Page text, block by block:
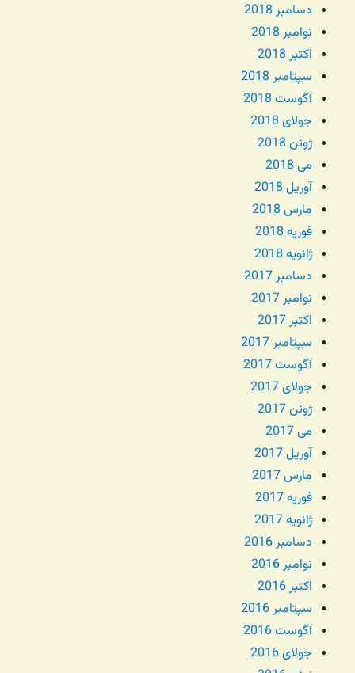
دسامبر 2018
نوامبر 2018
اکتبر 2018
سپتامبر 2018
آگوست 2018
جولای 2018
ژوئن 2018
می 2018
آوریل 2018
مارس 2018
فوریه 2018
ژانویه 2018
دسامبر 2017
نوامبر 2017
اکتبر 2017
سپتامبر 2017
آگوست 2017
جولای 2017
ژوئن 2017
می 2017
آوریل 2017
مارس 2017
فوریه 2017
ژانویه 2017
دسامبر 2016
نوامبر 2016
اکتبر 2016
سپتامبر 2016
آگوست 2016
جولای 2016